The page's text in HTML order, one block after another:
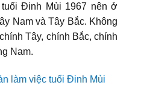
Đinh Mùi 1967 nên ở
Nam và Tây Bắc. Không
Tây, chính Bắc, chính
Nam.
làm việc tuổi Đinh Mùi